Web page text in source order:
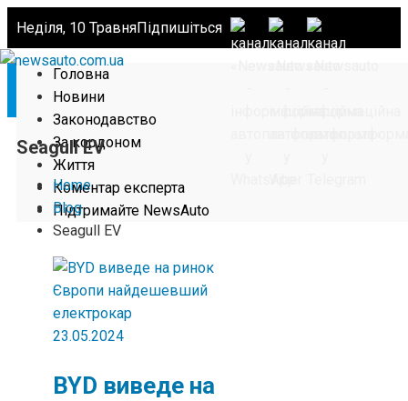
Неділя, 10 ТравняПідпишіться
Головна
Новини
Законодавство
За кордоном
Життя
Коментар експерта
Підтримайте NewsAuto
Seagull EV
Home
Blog
Seagull EV
23.05.2024
BYD виведе на